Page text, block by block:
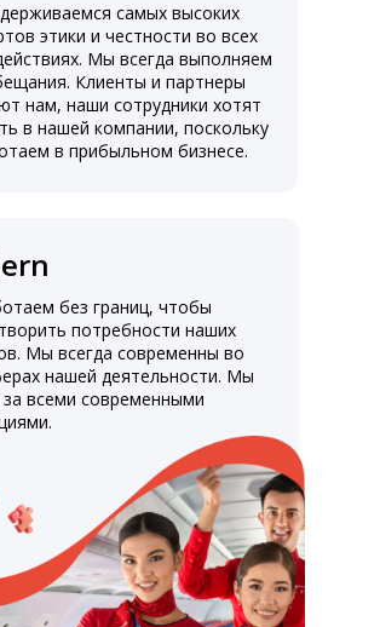
самых высоких
этики и честности во всех
Мы всегда выполняем
Клиенты и партнеры
нам, наши сотрудники хотят
в нашей компании, поскольку
в прибыльном бизнесе.
без границ, чтобы
потребности наших
Мы всегда современны во
нашей деятельности. Мы
всеми современными